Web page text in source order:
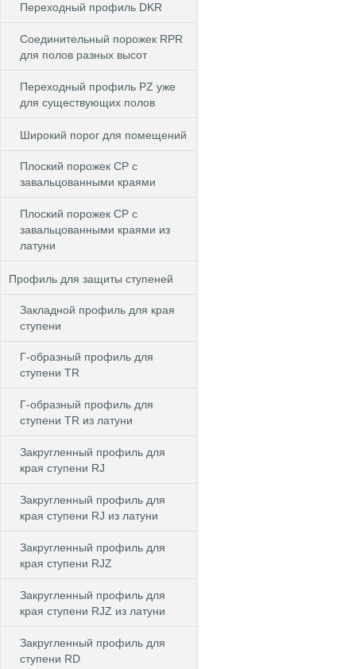
Переходный профиль DKR
Cоединительный порожек RPR
для полов разных высот
Переходный профиль PZ уже
для существующих полов
Широкий порог для помещений
Плоский порожек СP с
завальцованными краями
Плоский порожек СP с
завальцованными краями из
латуни
Профиль для защиты ступеней
Закладной профиль для края
ступени
Г-образный профиль для
ступени TR
Г-образный профиль для
ступени TR из латуни
Закругленный профиль для
края ступени RJ
Закругленный профиль для
края ступени RJ из латуни
Закругленный профиль для
края ступени RJZ
Закругленный профиль для
края ступени RJZ из латуни
Закругленный профиль для
ступени RD